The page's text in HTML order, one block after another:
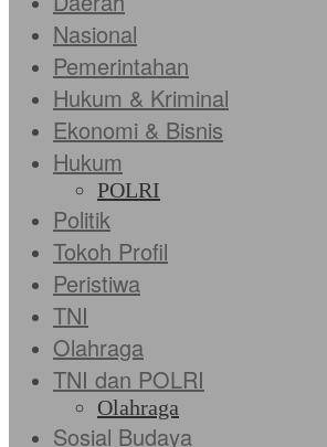
Nasional
Pemerintahan
Hukum & Kriminal
Ekonomi & Bisnis
Hukum
POLRI
Politik
Tokoh Profil
Peristiwa
TNI
Olahraga
TNI dan POLRI
Olahraga
Sosial Budaya